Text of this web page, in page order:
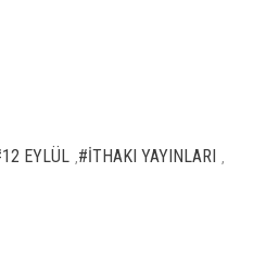
EYLÜL #İTHAKI YAYINLARI